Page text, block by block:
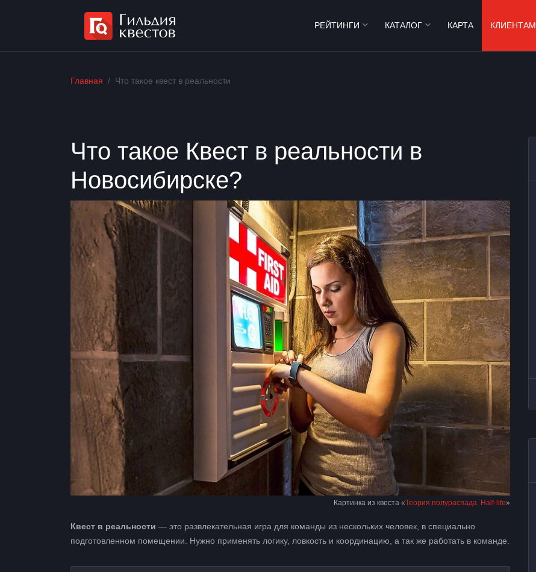
РЕЙТИНГИ КАТАЛОГ КАРТА КЛИЕНТАМ
Главная Что такое квест в реальности
Что такое Квест в реальности в
Новосибирске?
Картинка из квеста «Теория полураспада. Half-life»
Квест в реальности — это развлекательная игра для команды из нескольких человек, в специально
подготовленном помещении. Нужно применять логику, ловкость и координацию, а так же работать в команде.